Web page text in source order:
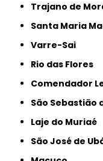
Trajano de
Santa Maria
Varre-Sai
Rio das Flores
Comendador
São Sebastião
Laje do Muriaé
São José de